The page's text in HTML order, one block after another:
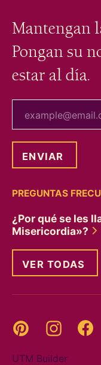
Mantengan
Pongan su
estar al día.
PREGUNTAS
¿Por qué se les
Misericordia»?
VER TODAS
Pinterest Instagram
UTM Builder